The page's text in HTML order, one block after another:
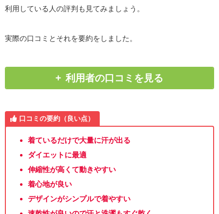
利用している人の評判も見てみましょう。
実際の口コミとそれを要約をしました。
利用者の口コミを見る
口コミの要約（良い点）
着ているだけで大量に汗が出る
ダイエットに最適
伸縮性が高くて動きやすい
着心地が良い
デザインがシンプルで着やすい